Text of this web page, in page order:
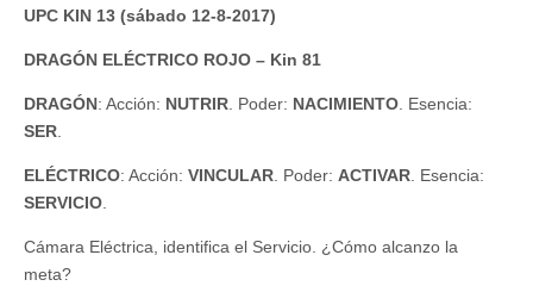
UPC KIN 13 (sábado 12-8-2017)
DRAGÓN ELÉCTRICO ROJO – Kin 81
DRAGÓN: Acción: NUTRIR. Poder: NACIMIENTO. Esencia:
SER.
ELÉCTRICO: Acción: VINCULAR. Poder: ACTIVAR. Esencia:
SERVICIO.
Cámara Eléctrica, identifica el Servicio. ¿Cómo alcanzo la
meta?